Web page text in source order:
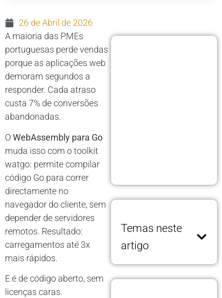
26 de Abril de 2026
A maioria das PMEs
portuguesas perde vendas
porque as aplicações web
demoram segundos a
responder. Cada atraso
custa 7% de conversões
abandonadas.
O WebAssembly para Go
muda isso com o toolkit
watgo: permite compilar
código Go para correr
directamente no
navegador do cliente, sem
depender de servidores
remotos. Resultado:
carregamentos até 3x
mais rápidos.
E é de código aberto, sem
licenças caras.
Temas neste
artigo